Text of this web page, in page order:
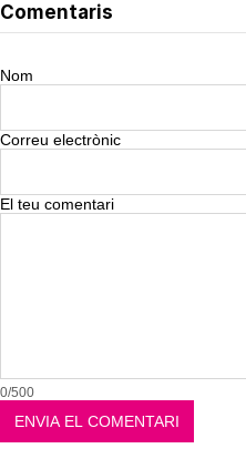
Comentaris
Nom
Correu electrònic
El teu comentari
0/500